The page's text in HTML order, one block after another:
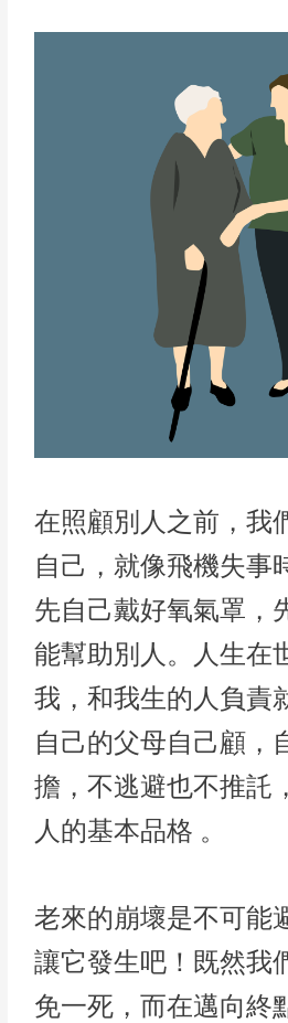
在照顧別人之前，我
自己，就像飛機失事
先自己戴好氧氣罩，
能幫助別人。人生在
我，和我生的人負責
自己的父母自己顧，
擔，不逃避也不推託
人的基本品格 。
老來的崩壞是不可能
讓它發生吧！既然我
免一死，而在邁向終